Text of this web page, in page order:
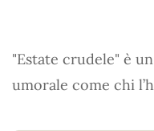
"Estate crudele" è
umorale come chi